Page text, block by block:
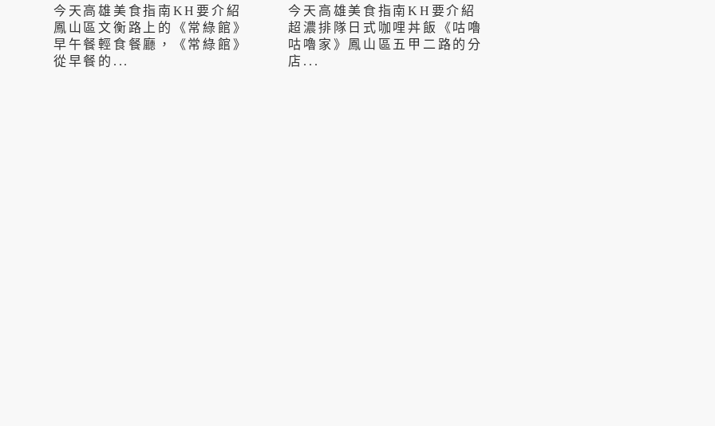
今天高雄美食指南KH要介紹
鳳山區文衡路上的《常綠館》
早午餐輕食餐廳，《常綠館》
從早餐的...
今天高雄美食指南KH要介紹
超濃排隊日式咖哩丼飯《咕嚕
咕嚕家》鳳山區五甲二路的分
店...